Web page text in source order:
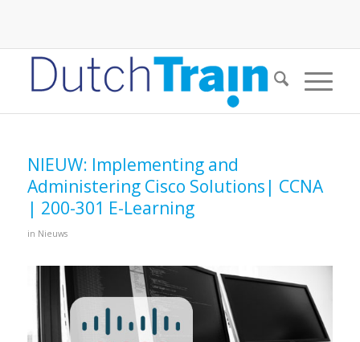
NIEUW: Implementing and
Administering Cisco Solutions| CCNA
| 200-301 E-Learning
in Nieuws